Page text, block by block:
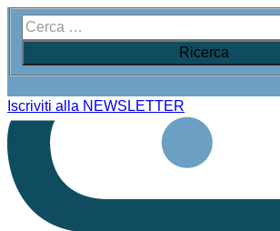
Iscriviti alla NEWSLETTER